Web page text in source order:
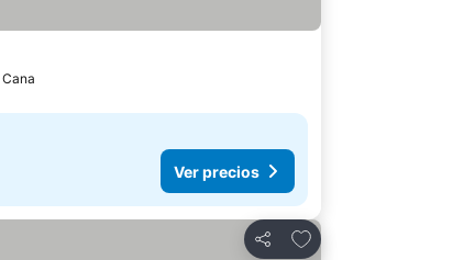
Ver precios
Compartir
Añadir a favoritos